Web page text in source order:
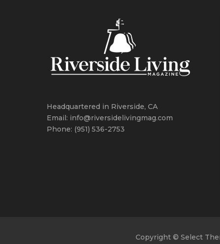
Headquartered in Riverside, CA
Email: info@riversidelivingmag.com
Phone: (951) 536-2753
Copyright © Select